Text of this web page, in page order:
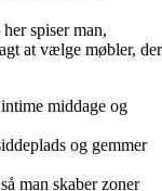
spiser man,
at vælge møbler, der
middage og
og gemmer
man skaber zoner